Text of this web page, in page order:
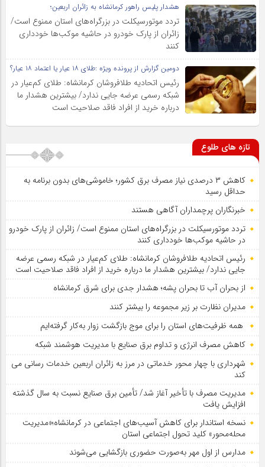
هشدار پلیس راهور کرمانشاه به زائران اربعین؛
تردد موتورسیکلت در بزرگراه‌های استان ممنوع است/
زائران از پارک خودرو در حاشیه موکب‌ها خودداری
کنند
دومین گزارش از پرونده ویژه :طلای ۱۸ عیار یا اعتماد ۱۸ عیار؟
رئیس اتحادیه طلافروشان کرمانشاه: طلای کم‌عیار در
شبکه رسمی عرضه جایی ندارد/ بیشترین هشدار ما
درباره خرید از افراد فاقد صلاحیت است
تازه های طلوع
کاهش ۳ درصدی نیاز مصرف برق کشور؛ خاموشی‌های بدون برنامه به
حداقل رسید
خبرنگاران پرچمداران آگاهی هستند
تردد موتورسیکلت در بزرگراه‌های استان ممنوع است/ زائران از پارک خودرو
در حاشیه موکب‌ها خودداری کنند
رئیس اتحادیه طلافروشان کرمانشاه: طلای کم‌عیار در شبکه رسمی عرضه
جایی ندارد/ بیشترین هشدار ما درباره خرید از افراد فاقد صلاحیت است
از بحران آب تا بحران پشه؛ هشدار جدی برای شرق کرمانشاه
مدیران نظارت بر زیر مجموعه را بیشتر کنند
همه ظرفیت‌های استان را برای موج بازگشت زوار به‌کار گرفته‌ایم
کاهش مصرف انرژی و تداوم برق صنایع با مدیریت هوشمند شبکه
شهرداری با چهار محور خدماتی در مرز به زائران اربعین خدمات رسانی می
کند
مدیریت مصرف با تأخیر آغاز شد/ تأمین برق صنایع نسبت به سال گذشته
افزایش یافت
نسخه استاندار برای کاهش آسیب‌های اجتماعی در کرمانشاه؛«مدیریت
محله‌محور» کلید تحول اجتماعی استان
مدارس از اول مهر به‌صورت حضوری بازگشایی می‌شوند